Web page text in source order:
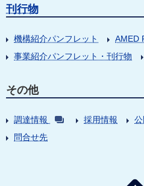
刊行物
機構紹介パンフレット AMED
事業紹介パンフレット・刊行物
その他
調達情報 採用情報
問合せ先